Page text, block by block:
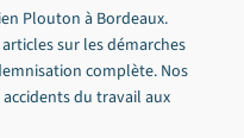
Plouton à Bordeaux.
sur les démarches
complète. Nos
du travail aux